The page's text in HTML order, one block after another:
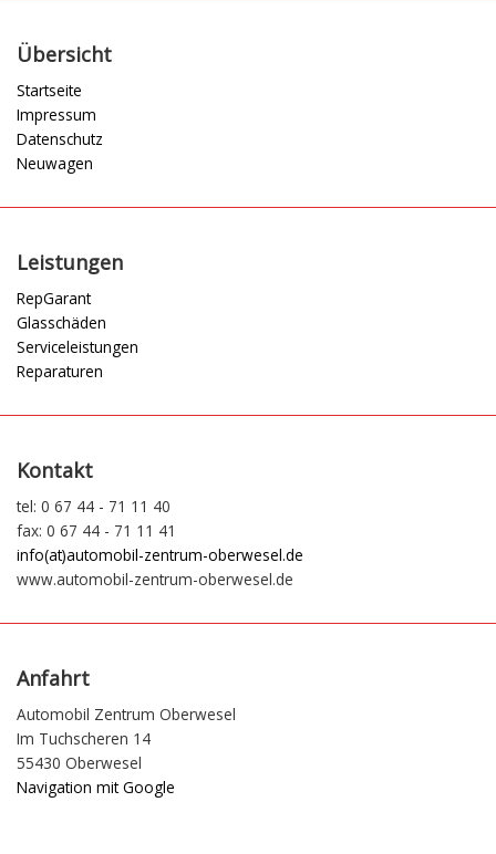
Übersicht
Startseite
Impressum
Datenschutz
Neuwagen
Leistungen
RepGarant
Glasschäden
Serviceleistungen
Reparaturen
Kontakt
tel: 0 67 44 - 71 11 40
fax: 0 67 44 - 71 11 41
info(at)automobil-zentrum-oberwesel.de
www.automobil-zentrum-oberwesel.de
Anfahrt
Automobil Zentrum Oberwesel
Im Tuchscheren 14
55430 Oberwesel
Navigation mit Google